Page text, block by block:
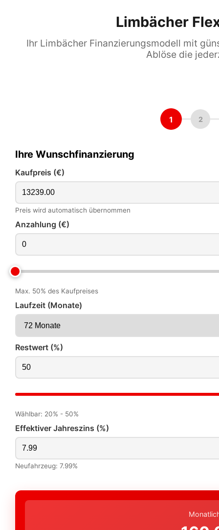
Limbächer
Ihr Limbächer Finanzierungsmodell mit
Ablöse die
1 2
Ihre Wunschfinanzierung
Kaufpreis (€)
Preis wird automatisch übernommen
Anzahlung (€)
Max. 50% des Kaufpreises
Laufzeit (Monate)
Restwert (%)
Wählbar: 20% - 50%
Effektiver Jahreszins (%)
Neufahrzeug: 7.99%